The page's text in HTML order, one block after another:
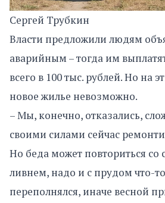
Сергей Трубкин
Власти предложили людям
аварийным – тогда им
всего в 100 тыс. рублей. Но на
новое жилье невозможно.
– Мы, конечно, отказались,
своими силами сейчас
Но беда может повториться
ливнем, надо и с прудом что-
переполнялся, иначе весной